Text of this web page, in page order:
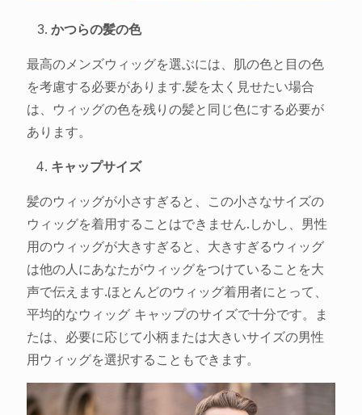
かつらの髪の色
最高のメンズウィッグを選ぶには、肌の色と目の色
を考慮する必要があります.髪を太く見せたい場合
は、ウィッグの色を残りの髪と同じ色にする必要が
あります。
キャップサイズ
髪のウィッグが小さすぎると、この小さなサイズの
ウィッグを着用することはできません.しかし、男性
用のウィッグが大きすぎると、大きすぎるウィッグ
は他の人にあなたがウィッグをつけていることを大
声で伝えます.ほとんどのウィッグ着用者にとって、
平均的なウィッグ キャップのサイズで十分です。ま
たは、必要に応じて小柄または大きいサイズの男性
用ウィッグを選択することもできます。